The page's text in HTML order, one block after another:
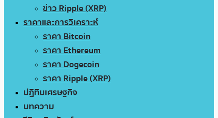
ข่าว Ripple (XRP)
ราคาและการวิเคราะห์
ราคา Bitcoin
ราคา Ethereum
ราคา Dogecoin
ราคา Ripple (XRP)
ปฏิทินเศรษฐกิจ
บทความ